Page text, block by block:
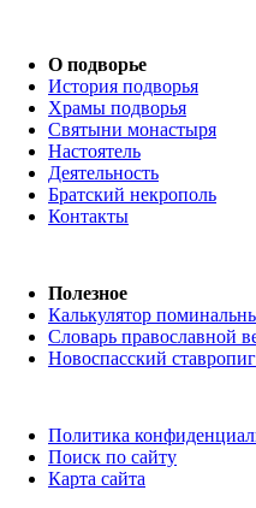
О подворье
История подворья
Храмы подворья
Святыни монастыря
Настоятель
Деятельность
Братский некрополь
Контакты
Полезное
Калькулятор
Словарь православной
Новоспасский
Политика
Поиск по сайту
Карта сайта